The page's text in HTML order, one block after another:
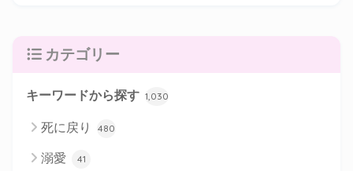
カテゴリー
キーワードから探す 1,030
死に戻り 480
溺愛 41